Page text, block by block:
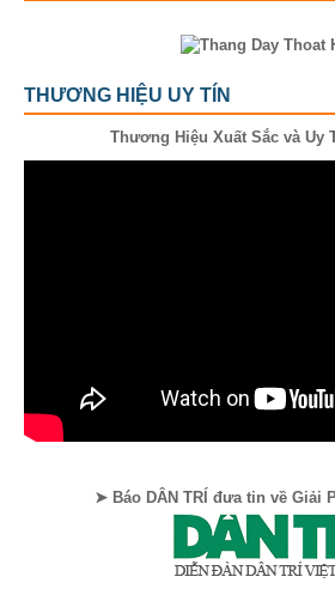
THƯƠNG HIỆU UY TÍN
Thương Hiệu Xuất Sắc và Uy
➤ Báo DÂN TRÍ đưa tin về Giải